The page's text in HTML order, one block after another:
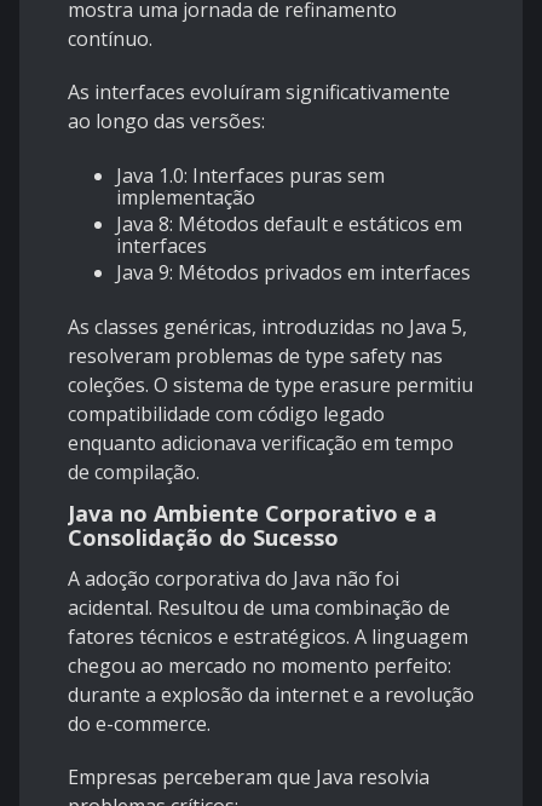
mostra uma jornada de refinamento
contínuo.
As interfaces evoluíram significativamente
ao longo das versões:
Java 1.0: Interfaces puras sem
implementação
Java 8: Métodos default e estáticos em
interfaces
Java 9: Métodos privados em interfaces
As classes genéricas, introduzidas no Java 5,
resolveram problemas de type safety nas
coleções. O sistema de type erasure permitiu
compatibilidade com código legado
enquanto adicionava verificação em tempo
de compilação.
Java no Ambiente Corporativo e a
Consolidação do Sucesso
A adoção corporativa do Java não foi
acidental. Resultou de uma combinação de
fatores técnicos e estratégicos. A linguagem
chegou ao mercado no momento perfeito:
durante a explosão da internet e a revolução
do e-commerce.
Empresas perceberam que Java resolvia